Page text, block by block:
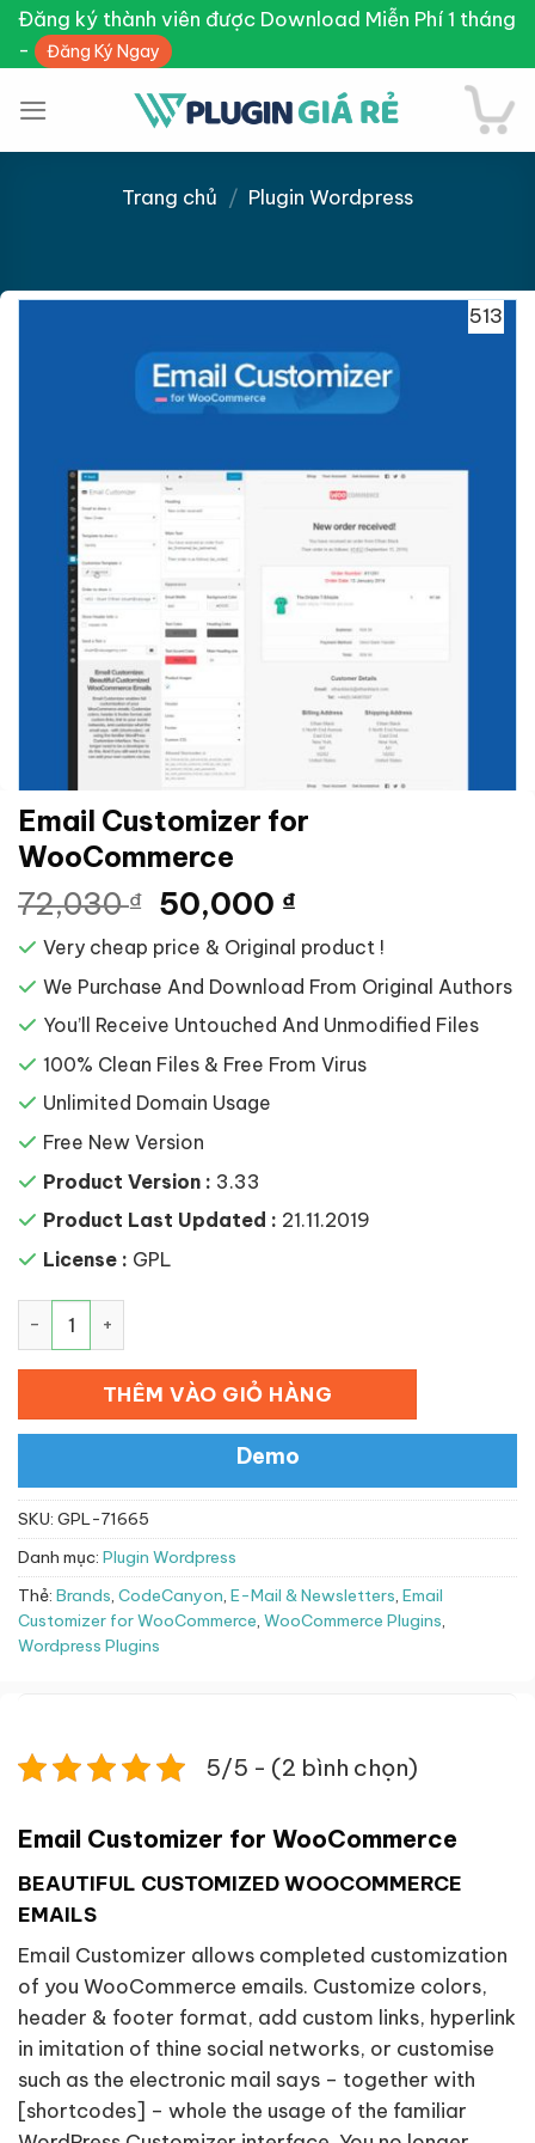
Skip
content
Đăng ký thành viên được Download Miễn Phí 1 tháng
-
Đăng Ký Ngay
Trang chủ / Plugin Wordpress
513
Giảm giá!
Email Customizer for
WooCommerce
72,030₫ Giá
gốc
là:
72,030 ₫.
50,000 ₫Giá
hiện
tại
là:
50,000 ₫.
Very cheap price & Original product !
We Purchase And Download From Original Authors
You’ll Receive Untouched And Unmodified Files
100% Clean Files & Free From Virus
Unlimited Domain Usage
Free New Version
Product Version : 3.33
Product Last Updated : 21.11.2019
License : GPL
THÊM VÀO GIỎ HÀNG
Demo
SKU: GPL-71665
Danh mục: Plugin Wordpress
Thẻ: Brands, CodeCanyon, E-Mail & Newsletters, Email
Customizer for WooCommerce, WooCommerce Plugins,
Wordpress Plugins
5/5 - (2 bình chọn)
Email Customizer for WooCommerce
BEAUTIFUL CUSTOMIZED WOOCOMMERCE
EMAILS
Email Customizer allows completed customization
of you WooCommerce emails. Customize colors,
header & footer format, add custom links, hyperlink
in imitation of thine social networks, or customise
such as the electronic mail says – together with
[shortcodes] – whole the usage of the familiar